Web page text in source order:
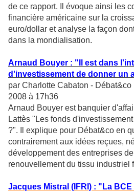
de ce rapport. Il évoque ainsi les
financière américaine sur la
euro/dollar et analyse la façon
dans la mondialisation.
Arnaud Bouyer : "Il est dans
d'investissement de donner un
par Charlotte Cabaton -
2008 à 17h36
Arnaud Bouyer est banquier
Lattès "Les fonds
?". Il explique pour Débat&co en
contrairement aux idées reçues,
développement des entreprises
renouvellement du tissu industriel
Jacques Mistral (IFRI) : "La